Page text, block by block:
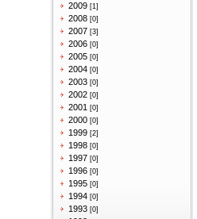
2009 [1]
2008 [0]
2007 [3]
2006 [0]
2005 [0]
2004 [0]
2003 [0]
2002 [0]
2001 [0]
2000 [0]
1999 [2]
1998 [0]
1997 [0]
1996 [0]
1995 [0]
1994 [0]
1993 [0]